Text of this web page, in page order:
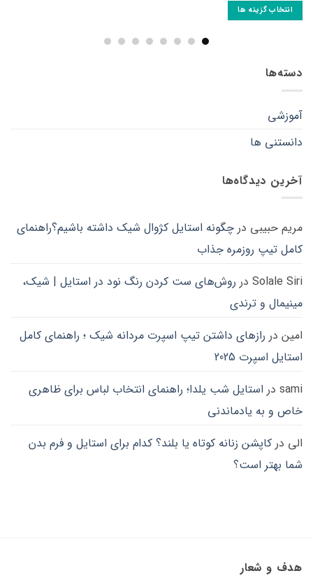
انتخاب گزینه ها
انواع
مختلفی
باشد.
ها
است
در
صفحه
انتخاب
شوند
دسته‌ها
آموزشی
دانستنی ها
آخرین دیدگاه‌ها
مریم حبیبی در چگونه استایل کژوال شیک داشته باشیم؟راهنمای
کامل تیپ روزمره جذاب
Solale Siri در روش‌های ست کردن رنگ نود در استایل | شیک،
مینیمال و ترندی
امین در رازهای داشتن تیپ اسپرت مردانه شیک ؛ راهنمای کامل
استایل اسپرت 2025
sami در استایل شب یلدا؛ راهنمای انتخاب لباس برای ظاهری
خاص و به یادماندنی
الی در کاپشن زنانه کوتاه یا بلند؟ کدام برای استایل و فرم بدن
شما بهتر است؟
هدف و شعار